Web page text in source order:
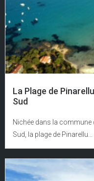
La Plage de
Sud
Nichée dans la
Sud, la plage de Pinarellu...